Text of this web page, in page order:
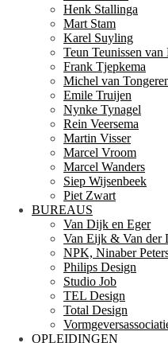
Henk Stallinga
Mart Stam
Karel Suyling
Teun Teunissen van
Frank Tjepkema
Michel van
Emile Truijen
Nynke Tynagel
Rein Veersema
Martin Visser
Marcel Vroom
Marcel Wanders
Siep Wijsenbeek
Piet Zwart
BUREAUS
Van Dijk en Eger
Van Eijk & Van der
NPK, Ninaber
Philips Design
Studio Job
TEL Design
Total Design
OPLEIDINGEN